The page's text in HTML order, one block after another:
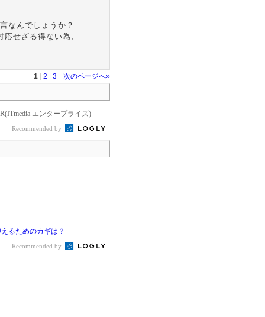
なんでしょうか？
せざる得ない為、
1 2 3
次のページへ»
エンタープライズ)
Recommended by
るためのカギは？
Recommended by